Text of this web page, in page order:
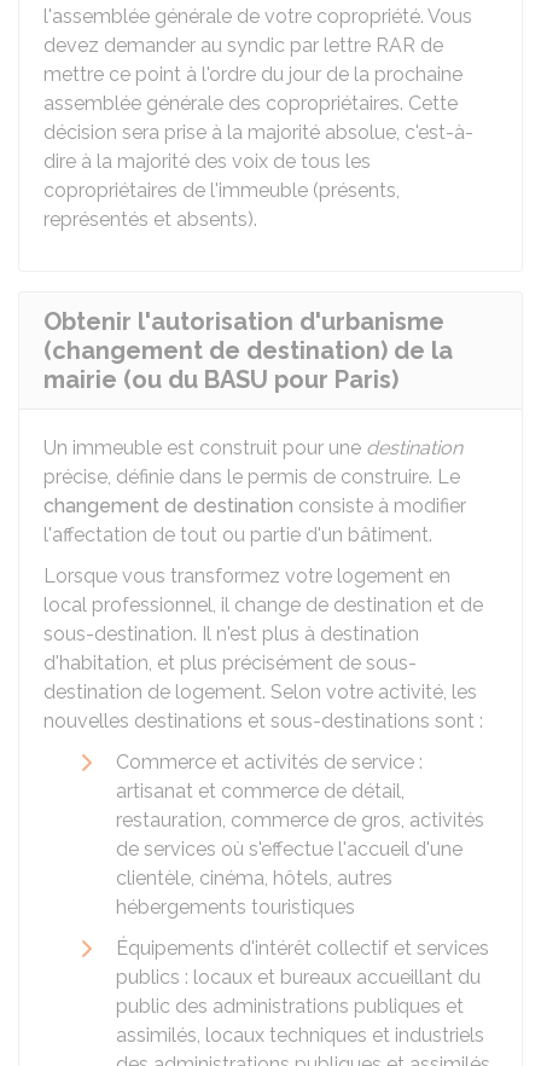
l'assemblée générale de votre copropriété. Vous
devez demander au syndic par lettre RAR de
mettre ce point à l'ordre du jour de la prochaine
assemblée générale des copropriétaires. Cette
décision sera prise à la majorité absolue, c'est-à-
dire à la majorité des voix de tous les
copropriétaires de l'immeuble (présents,
représentés et absents).
Obtenir l'autorisation d'urbanisme
(changement de destination) de la
mairie (ou du BASU pour Paris)
Un immeuble est construit pour une destination
précise, définie dans le permis de construire. Le
changement de destination consiste à modifier
l'affectation de tout ou partie d'un bâtiment.
Lorsque vous transformez votre logement en
local professionnel, il change de destination et de
sous-destination. Il n'est plus à destination
d'habitation, et plus précisément de sous-
destination de logement. Selon votre activité, les
nouvelles destinations et sous-destinations sont :
Commerce et activités de service :
artisanat et commerce de détail,
restauration, commerce de gros, activités
de services où s'effectue l'accueil d'une
clientèle, cinéma, hôtels, autres
hébergements touristiques
Équipements d'intérêt collectif et services
publics : locaux et bureaux accueillant du
public des administrations publiques et
assimilés, locaux techniques et industriels